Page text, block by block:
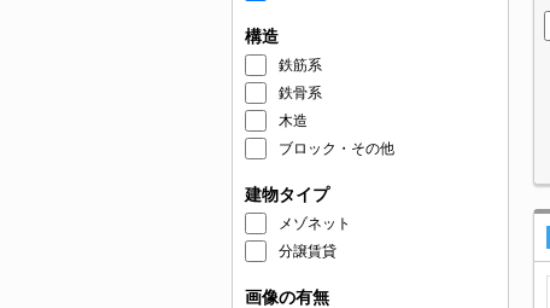
構造
鉄筋系
鉄骨系
木造
ブロック・その他
建物タイプ
メゾネット
分譲賃貸
画像の有無